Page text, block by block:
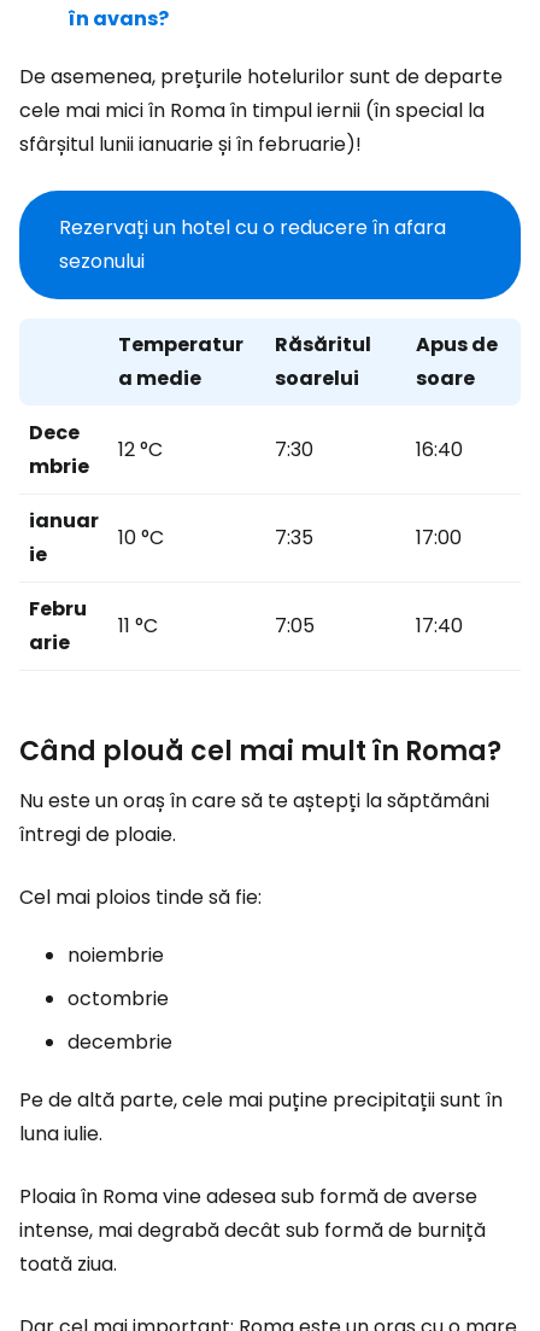
în avans?
De asemenea, prețurile hotelurilor sunt de departe
cele mai mici în Roma în timpul iernii (în special la
sfârșitul lunii ianuarie și în februarie)!
Rezervați un hotel cu o reducere în afara
sezonului
Temperatur
a medie
Răsăritul
soarelui
Apus de
soare
Dece
mbrie
12 °C 7:30 16:40
ianuar
ie
10 °C 7:35 17:00
Febru
arie
11 °C 7:05 17:40
Când plouă cel mai mult în Roma?
Nu este un oraș în care să te aștepți la săptămâni
întregi de ploaie.
Cel mai ploios tinde să fie:
noiembrie
octombrie
decembrie
Pe de altă parte, cele mai puține precipitații sunt în
luna iulie.
Ploaia în Roma vine adesea sub formă de averse
intense, mai degrabă decât sub formă de burniță
toată ziua.